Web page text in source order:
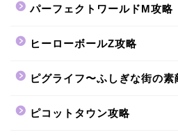
パーフェクトワールドM攻略
ヒーローボールZ攻略
ピグライフ〜ふしぎな街の
ピコットタウン攻略